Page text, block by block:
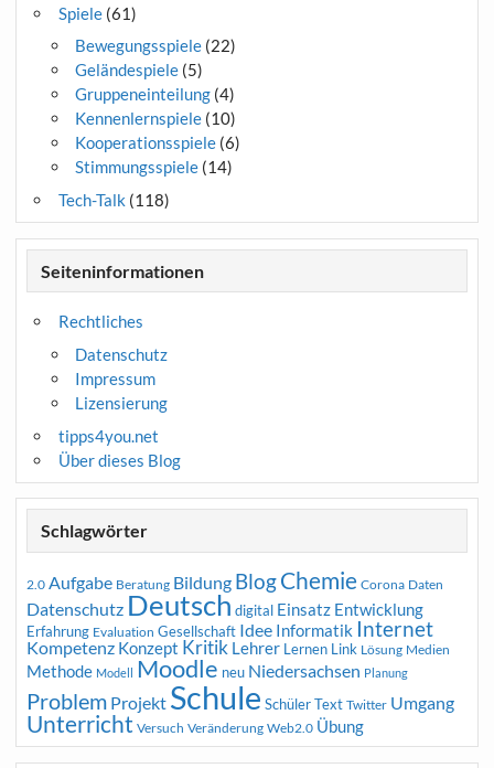
Spiele(61)
Bewegungsspiele(22)
Geländespiele(5)
Gruppeneinteilung(4)
Kennenlernspiele(10)
Kooperationsspiele(6)
Stimmungsspiele(14)
Tech-Talk (118)
Seiteninformationen
Rechtliches
Datenschutz
Impressum
Lizensierung
tipps4you.net
Über dieses Blog
Schlagwörter
2.0 Aufgabe Beratung Bildung BlogChemie Corona Daten
Datenschutz Deutsch digital Einsatz Entwicklung
Erfahrung Evaluation Gesellschaft Idee Informatik Internet
Kompetenz Konzept Kritik Lehrer Lernen Link Lösung Medien
Methode Modell Moodle neu Niedersachsen Planung
Problem Projekt Schule Schüler Text Twitter Umgang
Unterricht Versuch Veränderung Web2.0 Übung